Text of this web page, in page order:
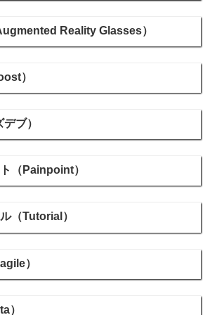
Reality Glasses）
）
ブ）
（Painpoint）
（Tutorial）
）
）